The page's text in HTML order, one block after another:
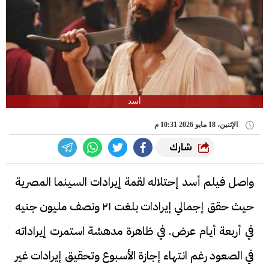
أسد
الإثنين، 18 مايو 2026 10:31 م
شارك
واصل فيلم أسد إحتلاله لقمة إيرادات السينما المصرية
حيث حقق إجمالي إيرادات بلغت ٢١ ونصف مليون جنيه
في أربعة أيام عرض. في ظاهرة مدهشة استمرت إيراداته
في الصعود رغم انتهاء إجازة الأسبوع وتحقيق إيرادات غير